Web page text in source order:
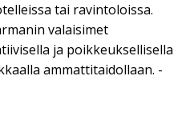
tai ravintoloissa.
valaisimet
ja poikkeuksellisella
ammattitaidollaan. -